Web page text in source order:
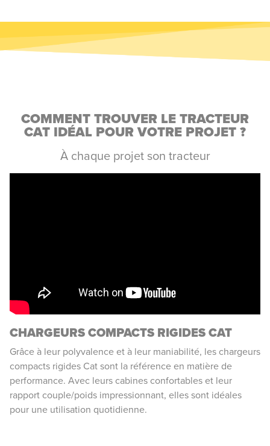
COMMENT TROUVER LE TRACTEUR
CAT IDÉAL POUR VOTRE PROJET ?
À chaque projet son tracteur
CHARGEURS COMPACTS RIGIDES CAT
Grâce à leur polyvalence et à leur maniabilité, les chargeurs
compacts rigides Cat sont la référence en matière de
performance. Avec leurs cabines confortables et leur
rapport couple/poids impressionnant, elles sont idéales
pour une utilisation quotidienne.